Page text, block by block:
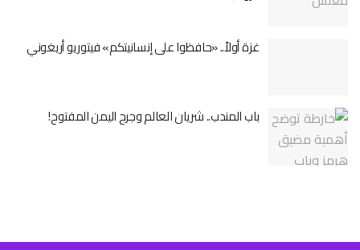
غزة أولاً.. «حافظوا على إنسانيتكم» فيتوريو أريغوني
باب المندب.. شريان العالم وجرح اليمن المفتوح!